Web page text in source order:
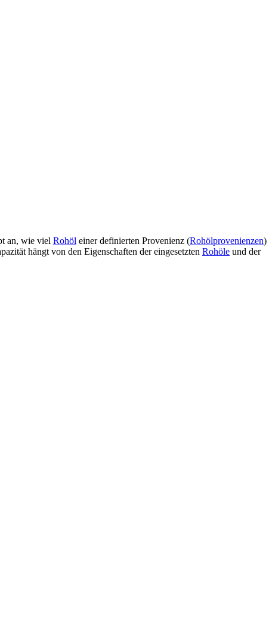
an, wie viel Rohöl einer definierten Provenienz (Rohölprovenienzen)
hängt von den Eigenschaften der eingesetzten Rohöle und der